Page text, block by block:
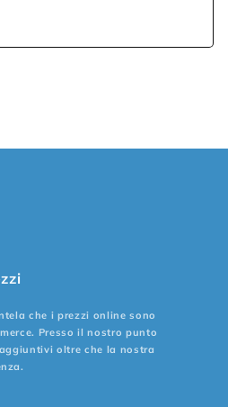
che i prezzi online sono
Presso il nostro punto
oltre che la nostra